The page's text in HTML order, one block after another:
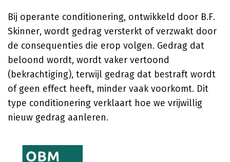
Bij operante conditionering, ontwikkeld door B.F.
Skinner, wordt gedrag versterkt of verzwakt door
de consequenties die erop volgen. Gedrag dat
beloond wordt, wordt vaker vertoond
(bekrachtiging), terwijl gedrag dat bestraft wordt
of geen effect heeft, minder vaak voorkomt. Dit
type conditionering verklaart hoe we vrijwillig
nieuw gedrag aanleren.